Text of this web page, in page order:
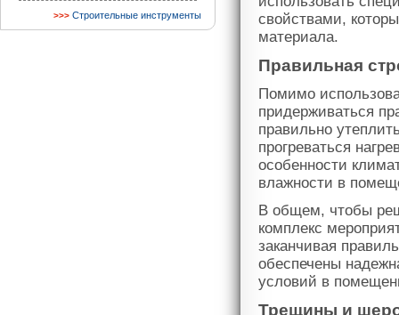
Строительные инструменты
свойствами,
материала.
Правильная
Помимо
придерживаться
правильно
прогреваться
особенности
влажности в
В общем, чтобы
комплекс
заканчивая
обеспечены
условий в
Трещины и